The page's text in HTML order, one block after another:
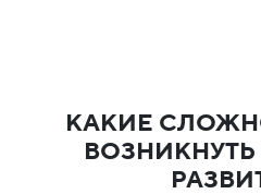
КАКИЕ